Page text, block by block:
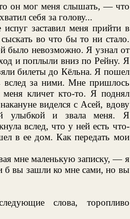
он мог меня слышать, — что
себя за голову...
заставил меня прийти в
во что бы то ни стало.
было невозможно. Я узнал от
и поплыли вниз по Рейну. Я
билеты до Кёльна. Я пошел
вслед за ними. Мне пришлось
кличет кто-то. Я поднял
виделся с Асей, вдову
улыбкой и звала меня. Я
вслед, что у ней есть что-
в ее дом. Как передать мои
мне маленькую записку, — я
б вы зашли ко мне сами, но вы
слова, торопливо